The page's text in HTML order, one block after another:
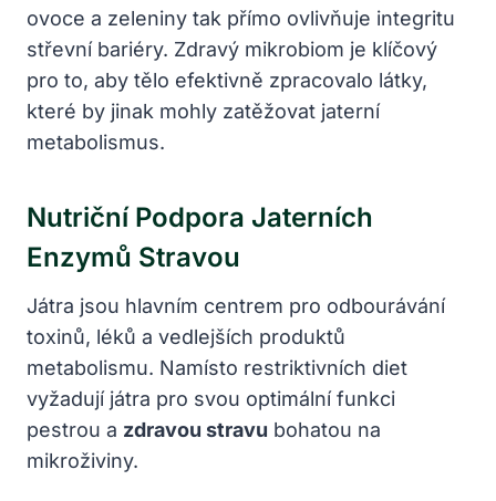
ovoce a zeleniny tak přímo ovlivňuje integritu
střevní bariéry. Zdravý mikrobiom je klíčový
pro to, aby tělo efektivně zpracovalo látky,
které by jinak mohly zatěžovat jaterní
metabolismus.
Nutriční Podpora Jaterních
Enzymů Stravou
Játra jsou hlavním centrem pro odbourávání
toxinů, léků a vedlejších produktů
metabolismu. Namísto restriktivních diet
vyžadují játra pro svou optimální funkci
pestrou a zdravou stravu bohatou na
mikroživiny.